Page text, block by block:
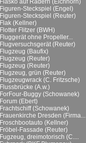
Fiasko auf Rädern (Eichhorn)
Figuren-Steckspiel (Engel)
Figuren-Steckspiel (Reuter)
Flak (Kellner)
Flotter Flitzer (BWH)
Fluggerät ohne Propeller...
Flugversuchsgerät (Reuter)
Flugzeug (Baufix)
Flugzeug (Reuter)
Flugzeug (Reuter)
Flugzeug, grün (Reuter)
Flugzeugwrack (C. Fritzsche)
Flussbrücke (A.w.)
ForFour-Buggy (Schowanek)
Forum (Ebert)
Frachtschiff (Schowanek)
Frauenkirche Dresden (Firma...
Froschbootauto (Kellner)
Fröbel-Fassade (Reuter)
Fugzeug, dreimotorisch (C....